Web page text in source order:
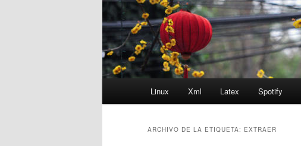
Linux Xml Latex Spotify
ARCHIVO DE LA ETIQUETA: EXTRAER